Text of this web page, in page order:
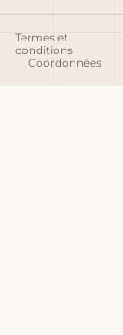
Termes et
conditions
Coordonnées